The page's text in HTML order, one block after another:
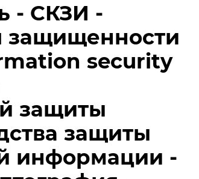
- СКЗИ -
защищенности
security
защиты
защиты
информации -